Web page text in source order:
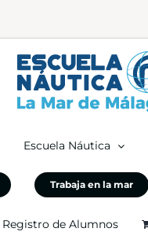
Escuela Náutica
Trabaja en la mar
Registro de Alumnos